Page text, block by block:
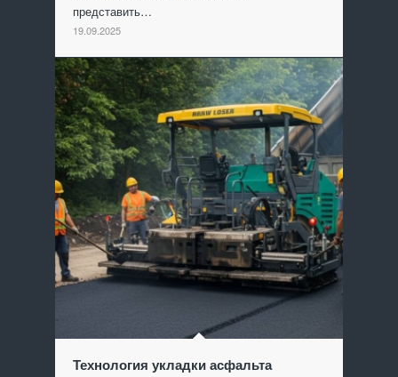
представить…
19.09.2025
Технология укладки асфальта